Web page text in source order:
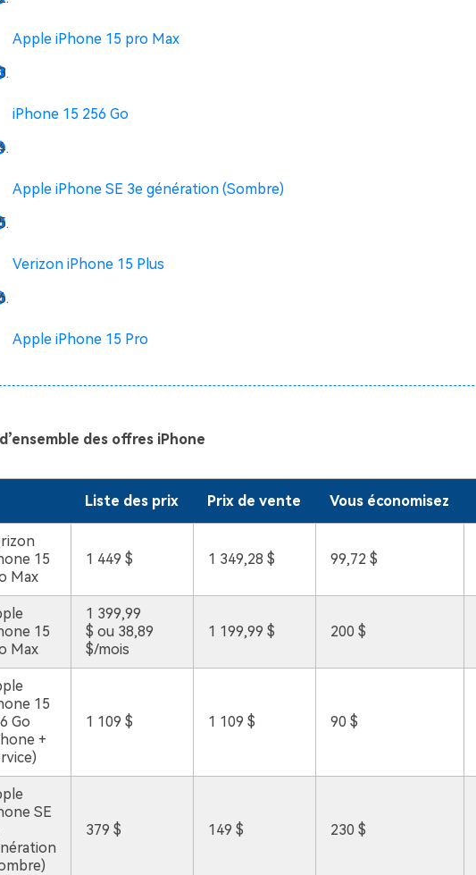
Apple iPhone 15 pro Max
iPhone 15 256 Go
Apple iPhone SE 3e génération (Sombre)
Verizon iPhone 15 Plus
Apple iPhone 15 Pro
des offres iPhone
Liste des prix Prix de vente Vous économisez
15
Max
1 449 $ 1 349,28 $ 99,72 $
15
Max
1 399,99
$ ou 38,89
$/mois
1 199,99 $ 200 $
15
Go
+
1 109 $ 1 109 $ 90 $
SE
379 $ 149 $ 230 $